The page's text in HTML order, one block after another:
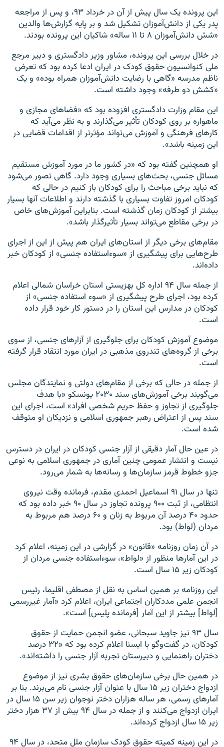
این پرونده یک سال پیش از آن در خرداد ۹۳، و پس از مراجعه
پدر یکی از دانش‌آموزان تشکیل شد و بر پایه گزارش‌ها والدين
«شش دانش‌آموزان ۸ تا ۱۱ ساله» شاکیان این پرونده بودند.
در خلال بررسی این پرونده، مشاور وزیر دادگستری و دبیر مرجع
ملی کنوانسیون حقوق کودک در ایران ادعا کرده بود که تعرض
ناظم مدرسه «گاهی با رضایت دانش‌آموزان همراه بوده» و یک
«کشش دو طرفه» وجود داشته است.
این مقام وزارت دادگستری افزوده بود که «فضاهای مجازی و
ماهواره بر روی کودکان تأثیر می‌گذارند و به نظر می‌آید که
کارهای فرهنگی و آموزش می‌تواند مؤثر‌تر از اقدامات قضایی در
این زمینه باشد».
او همچنین گفته بود که «در کشور ما در مورد آموزش مستقیم
مسائل جنسی، بحث‌های بسیاری وجود دارد. گاهی تصور می‌شود
که نباید برخی مباحث را برای کودکان باز کنیم در حالی که
کودکان امروز تفاوت بسیاری با گذشته دارند و اطلاعات آنها بسیار
بیشتر از کودکان زمان گذشته است. بنابراین آموزش‌های خاص
در برخی مقاطع می‌تواند بسیار تأثیرگذار باشد».
مقام‌های برخی دیگر از استان‌های ایران هم پیش از این از اجرای
طرح‌هایی برای پیشگیری از «سوءاستفاده جنسی» از کودکان خبر
داده‌اند.
از جمله سال ۹۴ اداره کل بهزیستی استان خراسان شمالی اعلام
کرده بود، اجرای طرح پیشگیری از «سوء استفاده جنسی» از
کودکان در مدارس این استان را در دستور کار خود قرار داده
است.
موضوع آموزش کودکان برای جلوگیری از آزارهای جنسی، از سوی
برخی از گروه‌های تندروی مذهبی در ایران مورد انتقاد قرار گرفته
است.
از جمله در حالی که برخی از مقام‌های دولتی و نمایندگان مجلس
می‌گویند برخی آموزش‌های سند ۲۰۳۰ یونسکو «با هدف
جلوگیری از تجاوز و حفظ حریم شخصی افراد» است، اجرای این
سند پس از اعتراض رهبر جمهوری اسلامی و نزدیکان او متوقف
شده است.
در عین حال آمار دقیقی از آزار جنسی کودکان در ایران در دسترس
نیست و انتشار عمومی چنین آماری در جمهوری اسلامی به نوعی
جزو خطوط قرمز سازمان‌ها و رسانه‌ها به شمار می‌رود.
تنها در سال ۹۱ اسماعیل احمدی مقدم، فرمانده وقت نیروی
انتظامی، از ثبت ۹۰۰ پرونده تجاوز در سال ۹۰ خبر داده بود که
حدود ۴۰‌ درصد آن مربوط به زنان و ۶۰‌ درصد هم مربوط به
مردان (لواط) بود.
در‌‌‌ آن زمان روزنامه «قانون» در گزارشی در این زمینه، اعلام کرد
در این آمارها منظور از «لواط»، سوء‌استفاده جنسی مردان از
کودکان زیر ۱۵ سال است.
این روزنامه بر همین اساس به نقل از مصطفی اقلیما، رئیس
انجمن علمی مددکاران اجتماعی ایران، اعلام کرد «آمار غیررسمی
[لواط] بیشتر از این آمار [فرمانده پلیس] است».
سال ۹۳ نیز جاوید سبحانی، عضو انجمن حمایت از حقوق
کودکان، در گفت‌وگو با ایسنا اعلام کرده بود که «۳۲ درصد
دختران راهنمایی و دبیرستان تجربه آزار جنسی را داشته‌اند».
در همین حال برخی سازمان‌های حقوق بشری نیز از موضوع
ازدواج دختران زیر ۱۵ سال با عنوان آزار جنسی نام می‌برند
. بنا بر
آمارهای رسمی، هر ساله هزاران دختر نوجوان زیر سن ۱۵ سال در
ایران ازدواج می‌کنند و از جمله در سال ۹۴ بیش از ۳۷ هزار دختر
زیر ۱۵ سال ازدواج کرده‌اند
.
در این زمینه کمیته حقوق کودک سازمان ملل متحد، در سال ۹۴